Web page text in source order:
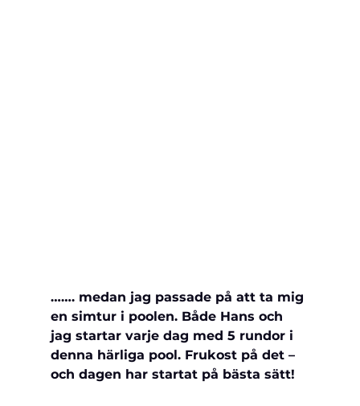
……. medan jag passade på att ta mig
en simtur i poolen. Både Hans och
jag startar varje dag med 5 rundor i
denna härliga pool. Frukost på det –
och dagen har startat på bästa sätt!